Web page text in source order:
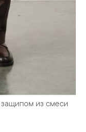
из смеси